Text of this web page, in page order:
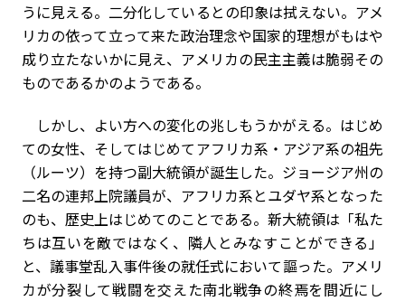
うに見える。二分化しているとの印象は拭えない。アメ
リカの依って立って来た政治理念や国家的理想がもはや
成り立たないかに見え、アメリカの民主主義は脆弱その
ものであるかのようである。
しかし、よい方への変化の兆しもうかがえる。はじめ
ての女性、そしてはじめてアフリカ系・アジア系の祖先
（ルーツ）を持つ副大統領が誕生した。ジョージア州の
二名の連邦上院議員が、アフリカ系とユダヤ系となった
のも、歴史上はじめてのことである。新大統領は「私た
ちは互いを敵ではなく、隣人とみなすことができる」
と、議事堂乱入事件後の就任式において謳った。アメリ
カが分裂して戦闘を交えた南北戦争の終焉を間近にし